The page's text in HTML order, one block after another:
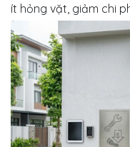
ít hỏng vặt, giảm chi